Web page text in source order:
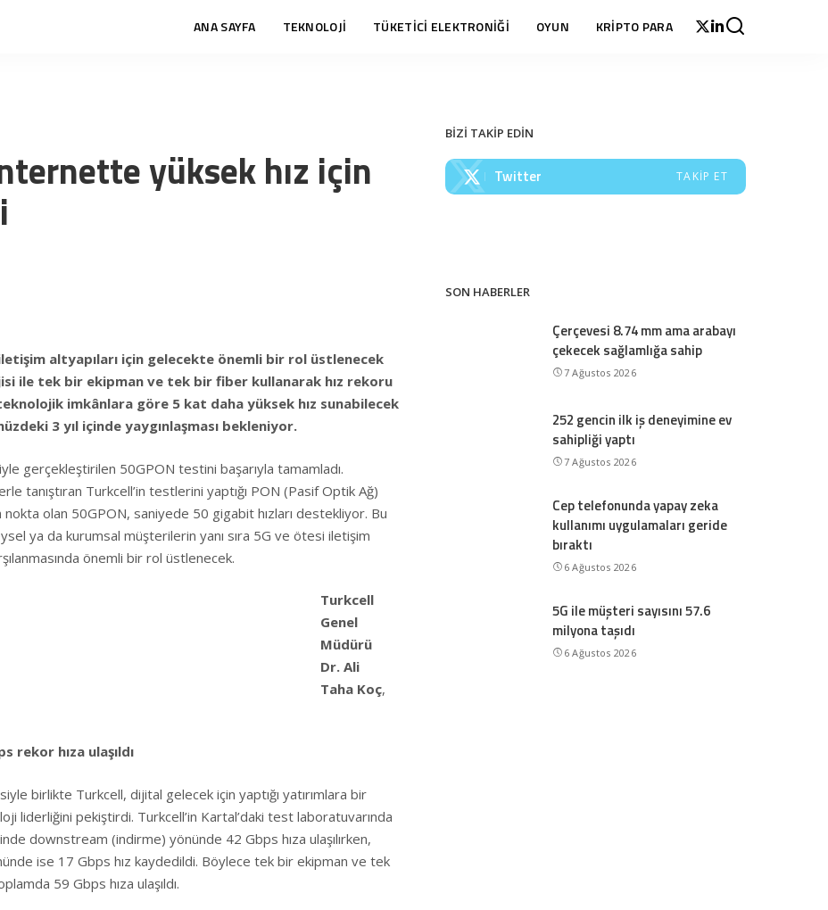
ANA SAYFA TEKNOLOJİ TÜKETİCİ ELEKTRONİĞİ OYUN KRİPTO PARA
yüksek hız için
altyapıları için gelecekte önemli bir rol üstlenecek
ile tek bir ekipman ve tek bir fiber kullanarak hız rekoru
teknolojik imkânlara göre 5 kat daha yüksek hız sunabilecek
3 yıl içinde yaygınlaşması bekleniyor.
gerçekleştirilen 50GPON testini başarıyla tamamladı.
tanıştıran Turkcell’in testlerini yaptığı PON (Pasif Optik Ağ)
olan 50GPON, saniyede 50 gigabit hızları destekliyor. Bu
ya da kurumsal müşterilerin yanı sıra 5G ve ötesi iletişim
önemli bir rol üstlenecek.
Turkcell
Genel
Müdürü
Dr. Ali
Taha Koç,
rekor hıza ulaşıldı
birlikte Turkcell, dijital gelecek için yaptığı yatırımlara bir
liderliğini pekiştirdi. Turkcell’in Kartal’daki test laboratuvarında
downstream (indirme) yönünde 42 Gbps hıza ulaşılırken,
ise 17 Gbps hız kaydedildi. Böylece tek bir ekipman ve tek
59 Gbps hıza ulaşıldı.
BİZİ TAKİP EDİN
Twitter TAKIP ET
SON HABERLER
Çerçevesi 8.74 mm ama arabayı
çekecek sağlamlığa sahip
7 Ağustos 2026
252 gencin ilk iş deneyimine ev
sahipliği yaptı
7 Ağustos 2026
Cep telefonunda yapay zeka
kullanımı uygulamaları geride
bıraktı
6 Ağustos 2026
5G ile müşteri sayısını 57.6
milyona taşıdı
6 Ağustos 2026